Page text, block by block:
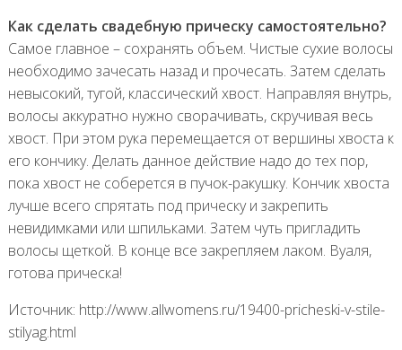
Как сделать свадебную прическу самостоятельно?
Самое главное – сохранять объем. Чистые сухие волосы
необходимо зачесать назад и прочесать. Затем сделать
невысокий, тугой, классический хвост. Направляя внутрь,
волосы аккуратно нужно сворачивать, скручивая весь
хвост. При этом рука перемещается от вершины хвоста к
его кончику. Делать данное действие надо до тех пор,
пока хвост не соберется в пучок-ракушку. Кончик хвоста
лучше всего спрятать под прическу и закрепить
невидимками или шпильками. Затем чуть пригладить
волосы щеткой. В конце все закрепляем лаком. Вуаля,
готова прическа!
Источник: http://www.allwomens.ru/19400-pricheski-v-stile-
stilyag.html